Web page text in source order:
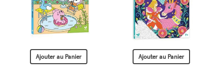
Ajouter au Panier Ajouter au Panier